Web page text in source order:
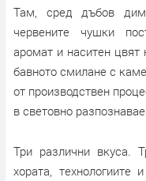
Там, сред дъбов
червените чушки
аромат и наситен
бавното смилане с
от производствен
в световно
Три различни вкуса.
хората, технологиите